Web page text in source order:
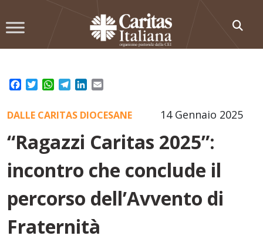
to
Facebook
TwitterWhatsApp
TelegramLinkedIn
14 Gennaio 2025
DALLE CARITAS DIOCESANE
“Ragazzi Caritas 2025”:
incontro che conclude il
percorso dell’Avvento di
Fraternità